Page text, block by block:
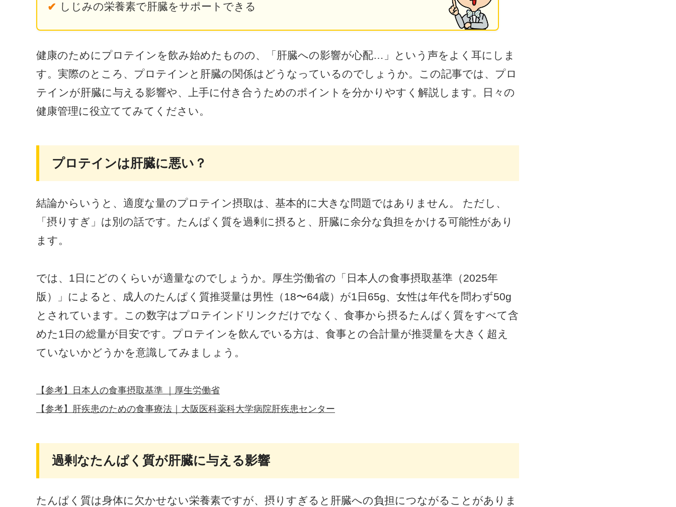
しじみの栄養素で肝臓をサポートできる
健康のためにプロテインを飲み始めたものの、「肝臓への影響が心配…」という声をよく耳にしま
す。実際のところ、プロテインと肝臓の関係はどうなっているのでしょうか。この記事では、プロ
テインが肝臓に与える影響や、上手に付き合うためのポイントを分かりやすく解説します。日々の
健康管理に役立ててみてください。
プロテインは肝臓に悪い？
結論からいうと、適度な量のプロテイン摂取は、基本的に大きな問題ではありません。 ただし、
「摂りすぎ」は別の話です。たんぱく質を過剰に摂ると、肝臓に余分な負担をかける可能性があり
ます。
では、1日にどのくらいが適量なのでしょうか。厚生労働省の「日本人の食事摂取基準（2025年
版）」によると、成人のたんぱく質推奨量は男性（18〜64歳）が1日65g、女性は年代を問わず50g
とされています。この数字はプロテインドリンクだけでなく、食事から摂るたんぱく質をすべて含
めた1日の総量が目安です。プロテインを飲んでいる方は、食事との合計量が推奨量を大きく超え
ていないかどうかを意識してみましょう。
【参考】日本人の食事摂取基準 ｜厚生労働省
【参考】肝疾患のための食事療法｜大阪医科薬科大学病院肝疾患センター
過剰なたんぱく質が肝臓に与える影響
たんぱく質は身体に欠かせない栄養素ですが、摂りすぎると肝臓への負担につながることがありま